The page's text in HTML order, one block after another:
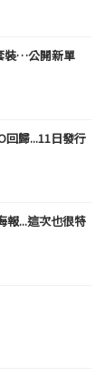
裝…公開新單
回歸...11日發行
報...這次也很特